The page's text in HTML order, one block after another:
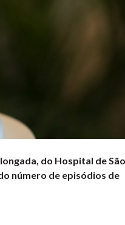
do Hospital de São
número de episódios de